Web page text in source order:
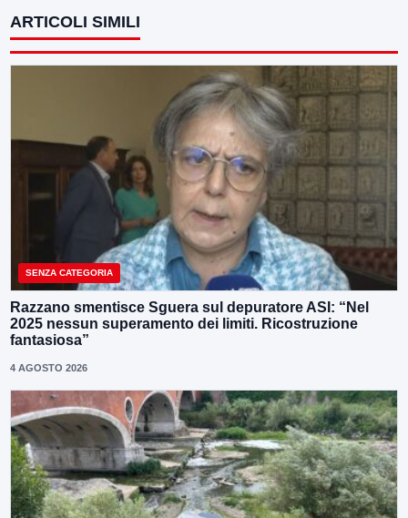
ARTICOLI SIMILI
SENZA CATEGORIA
Razzano smentisce Sguera sul depuratore ASI: “Nel
2025 nessun superamento dei limiti. Ricostruzione
fantasiosa”
4 AGOSTO 2026